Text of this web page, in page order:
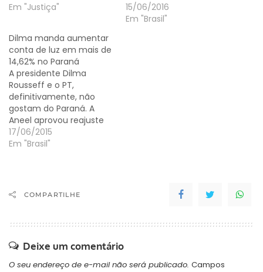
Em "Justiça"
15/06/2016
Em "Brasil"
Dilma manda aumentar
conta de luz em mais de
14,62% no Paraná
A presidente Dilma
Rousseff e o PT,
definitivamente, não
gostam do Paraná. A
Aneel aprovou reajuste
de 14,62% nas tarifas
residenciais praticadas
unidades consumidoras.
15,61%. A média para
17/06/2015
Em "Brasil"
COMPARTILHE
Deixe um comentário
O seu endereço de e-mail não será publicado. Campos